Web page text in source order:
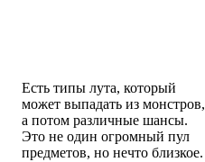
Есть типы лута, который
может выпадать из монстров,
а потом различные шансы.
Это не один огромный пул
предметов, но нечто близкое.